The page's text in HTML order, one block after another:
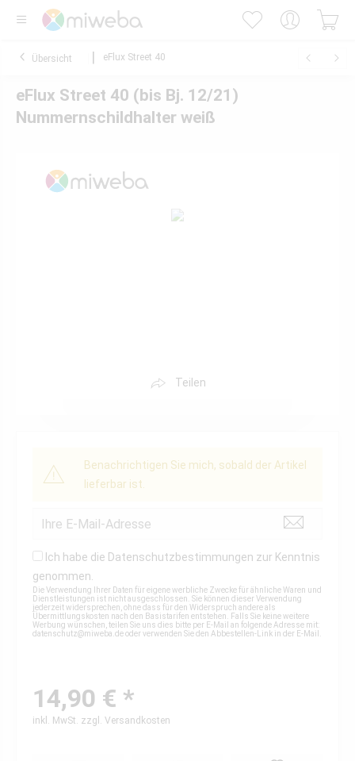
Übersicht eFlux Street 40
eFlux Street 40 (bis Bj. 12/21)
Nummernschildhalter weiß
Teilen
Benachrichtigen Sie mich, sobald der Artikel
lieferbar ist.
Ich habe die Datenschutzbestimmungen zur Kenntnis
genommen.
Die Verwendung Ihrer Daten für eigene werbliche Zwecke für ähnliche Waren und
Dienstleistungen ist nicht ausgeschlossen. Sie können dieser Verwendung
jederzeit widersprechen, ohne dass für den Widerspruch andere als
Übermittlungskosten nach den Basistarifen entstehen. Falls Sie keine weitere
Werbung wünschen, teilen Sie uns dies bitte per E-Mail an folgende Adresse mit:
datenschutz@miweba.deoder verwenden Sie den Abbestellen-Link in der E-Mail.
14,90 € *
inkl. MwSt. zzgl. Versandkosten